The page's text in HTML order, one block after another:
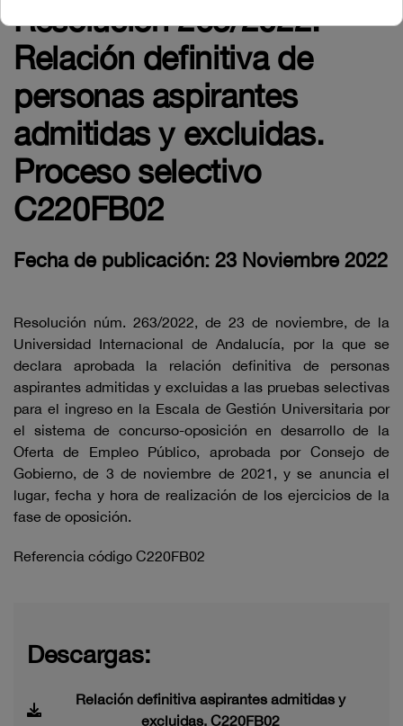
Resolución 263/2022:
Relación definitiva de
personas aspirantes
admitidas y excluidas.
Proceso selectivo
C220FB02
Fecha de publicación: 23 Noviembre 2022
Resolución núm. 263/2022, de 23 de noviembre, de la
Universidad Internacional de Andalucía, por la que se
declara aprobada la relación definitiva de personas
aspirantes admitidas y excluidas a las pruebas selectivas
para el ingreso en la Escala de Gestión Universitaria por
el sistema de concurso-oposición en desarrollo de la
Oferta de Empleo Público, aprobada por Consejo de
Gobierno, de 3 de noviembre de 2021, y se anuncia el
lugar, fecha y hora de realización de los ejercicios de la
fase de oposición.
Referencia código C220FB02
Descargas:
Relación definitiva aspirantes admitidas y
excluidas. C220FB02